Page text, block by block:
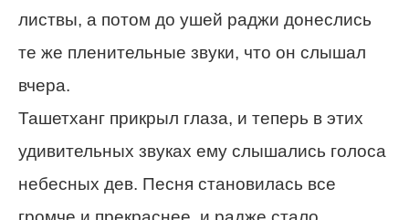
листвы, а потом до ушей раджи донеслись
те же пленительные звуки, что он слышал
вчера.
Ташетханг прикрыл глаза, и теперь в этих
удивительных звуках ему слышались голоса
небесных дев. Песня становилась все